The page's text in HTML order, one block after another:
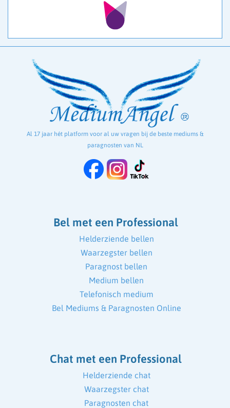
Al 17 jaar hét platform voor al uw vragen bij de beste mediums &
paragnosten van NL
Bel met een Professional
Helderziende bellen
Waarzegster bellen
Paragnost bellen
Medium bellen
Telefonisch medium
Bel Mediums & Paragnosten Online
Chat met een Professional
Helderziende chat
Waarzegster chat
Paragnosten chat